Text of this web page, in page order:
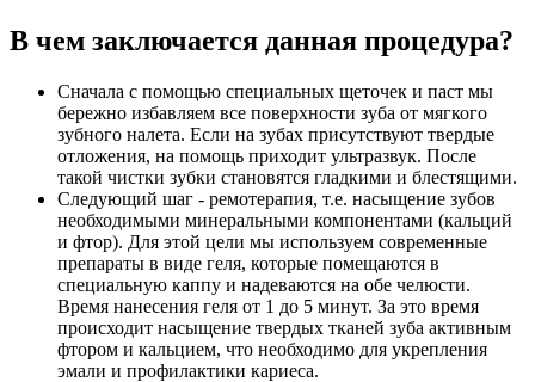
В чем заключается данная процедура?
Сначала с помощью специальных щеточек и паст мы
бережно избавляем все поверхности зуба от мягкого
зубного налета. Если на зубах присутствуют твердые
отложения, на помощь приходит ультразвук. После
такой чистки зубки становятся гладкими и блестящими.
Следующий шаг - ремотерапия, т.е. насыщение зубов
необходимыми минеральными компонентами (кальций
и фтор). Для этой цели мы используем современные
препараты в виде геля, которые помещаются в
специальную каппу и надеваются на обе челюсти.
Время нанесения геля от 1 до 5 минут. За это время
происходит насыщение твердых тканей зуба активным
фтором и кальцием, что необходимо для укрепления
эмали и профилактики кариеса.